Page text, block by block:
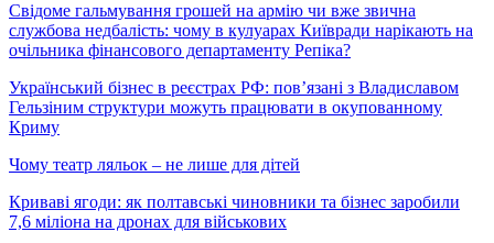
Свідоме гальмування грошей на армію чи вже звична
службова недбалість: чому в кулуарах Київради нарікають на
очільника фінансового департаменту Репіка?
Український бізнес в реєстрах РФ: пов’язані з Владиславом
Гельзіним структури можуть працювати в окупованному
Криму
Чому театр ляльок – не лише для дітей
Криваві ягоди: як полтавські чиновники та бізнес заробили
7,6 міліона на дронах для військових